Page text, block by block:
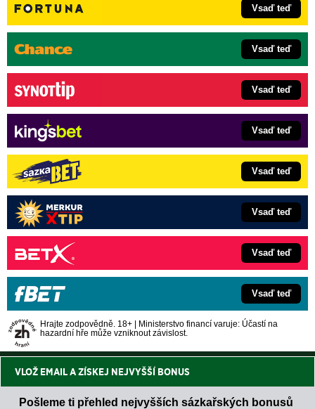
Vsaď teď
Vsaď teď
Vsaď teď
Vsaď teď
Vsaď teď
Vsaď teď
Vsaď teď
Vsaď teď
Hrajte zodpovědně. 18+ | Ministerstvo financí varuje: Účastí na
hazardní hře může vzniknout závislost.
VLOŽ EMAIL A ZÍSKEJ NEJVYŠŠÍ BONUS
Pošleme ti přehled nejvyšších sázkařských bonusů